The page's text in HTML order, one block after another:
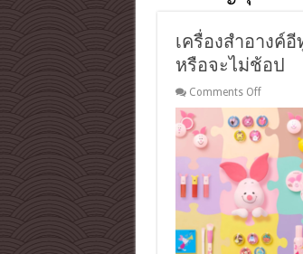
เครื่องสำอางค์
หรือจะไม่ช้อป
Comments Offon
เครื่อง
สำ
อางค์
อี
ทู
ดี้
เฮ้าส์
Happy
With
Piglet